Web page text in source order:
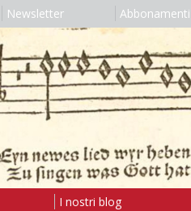
Newsletter Abbonamenti
I nostri blog